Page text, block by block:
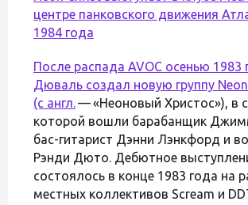
центре панковского движения
1984 года
После распада AVOC осенью 1983
Дюваль создал новую группу
(с англ.— «Неоновый Христос»), в
которой вошли барабанщик
бас-гитарист Дэнни Лэнкфорд и
Рэнди Дюто. Дебютное
состоялось в конце 1983 года на
местных коллективов Scream и